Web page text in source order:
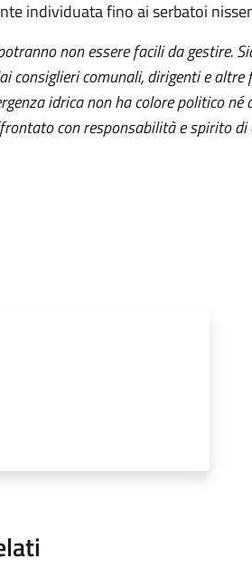
individuata fino ai serbatoi
non essere facili da gestire.
consiglieri comunali, dirigenti e
idrica non ha colore politico
con responsabilità e spirito di